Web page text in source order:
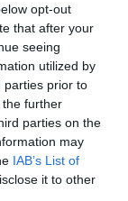
opt-out
that after your
seeing
utilized by
parties prior to
further
parties on the
may
IAB’s List of
it to other
portion:
2020-03-12